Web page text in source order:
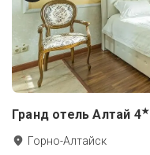
Гранд отель Алтай 4★
Горно-Алтайск